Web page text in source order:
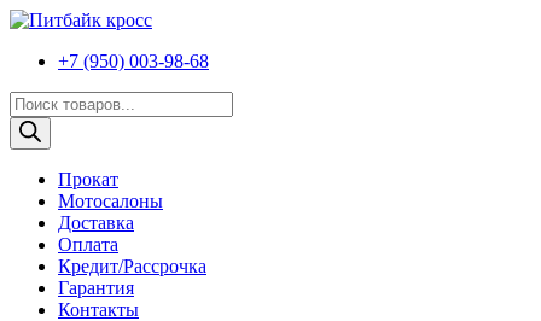
+7 (950) 003-98-68
Поиск
товаров
Прокат
Мотосалоны
Доставка
Оплата
Кредит/Рассрочка
Гарантия
Контакты